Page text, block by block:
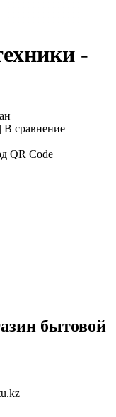
-
| В сравнение
бытовой